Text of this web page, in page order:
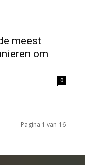
meest
om
0
Pagina 1 van 16